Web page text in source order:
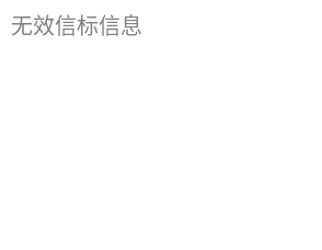
无效信标信息